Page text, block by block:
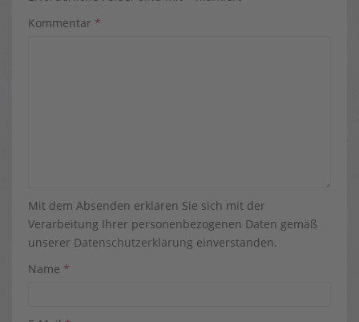
Kommentar *
Mit dem Absenden erklären Sie sich mit der
Verarbeitung Ihrer personenbezogenen Daten gemäß
unserer Datenschutzerklärung einverstanden.
Name *